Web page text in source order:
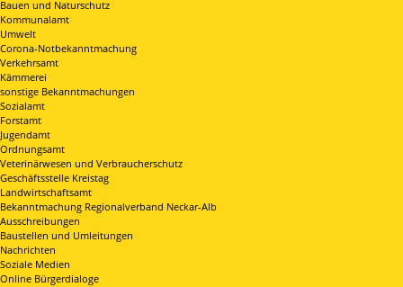
Bauen und Naturschutz
Kommunalamt
Umwelt
Corona-Notbekanntmachung
Verkehrsamt
Kämmerei
sonstige Bekanntmachungen
Sozialamt
Forstamt
Jugendamt
Ordnungsamt
Veterinärwesen und Verbraucherschutz
Geschäftsstelle Kreistag
Landwirtschaftsamt
Bekanntmachung Regionalverband Neckar-Alb
Ausschreibungen
Baustellen und Umleitungen
Nachrichten
Soziale Medien
Online Bürgerdialoge